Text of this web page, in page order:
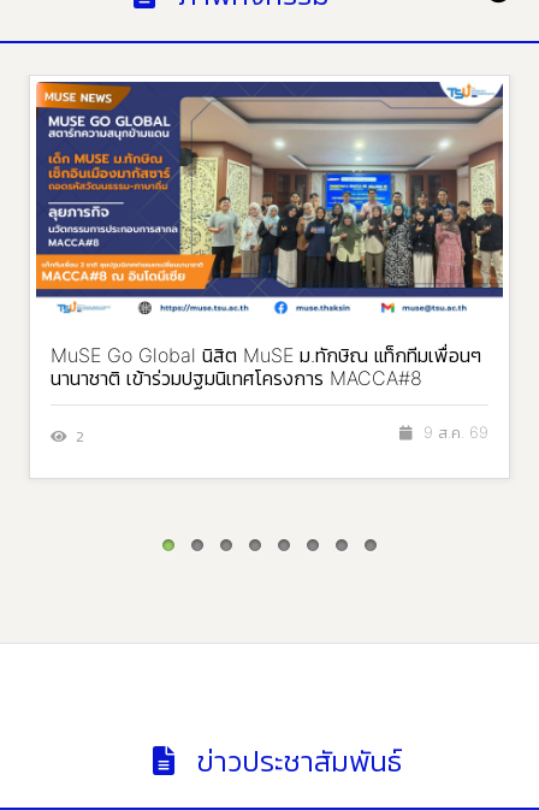
MuSE Go Global นิสิต MuSE ม.ทักษิณ แท็กทีมเพื่อนๆ
นานาชาติ เข้าร่วมปฐมนิเทศโครงการ MACCA#8
2 9 ส.ค. 69
ข่าวประชาสัมพันธ์